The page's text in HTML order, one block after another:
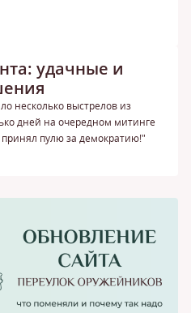
удачные и
несколько выстрелов из
дней на очередном митинге
пулю за демократию!"